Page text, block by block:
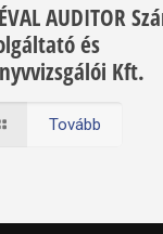
AUDITOR
és
Kft.
Tovább